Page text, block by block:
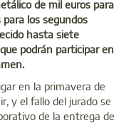
de mil euros para
los segundos
hasta siete
podrán participar en
en la primavera de
y el fallo del jurado se
de la entrega de